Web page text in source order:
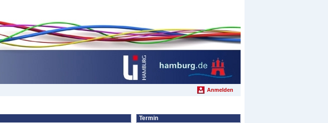
Anmelden
Termin